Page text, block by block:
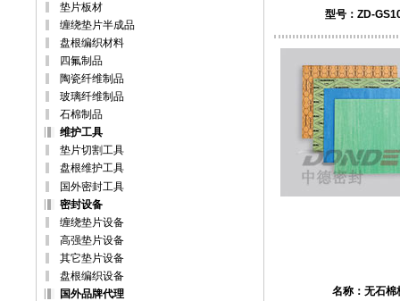
垫片板材
缠绕垫片半成品
盘根编织材料
四氟制品
陶瓷纤维制品
玻璃纤维制品
石棉制品
维护工具
垫片切割工具
盘根维护工具
国外密封工具
密封设备
缠绕垫片设备
高强垫片设备
其它垫片设备
盘根编织设备
国外品牌代理
型号：ZD-
名称： 无石棉